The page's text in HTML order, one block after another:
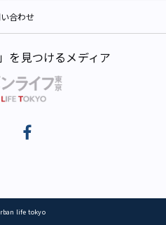
合わせ
を見つけるメディア
life tokyo